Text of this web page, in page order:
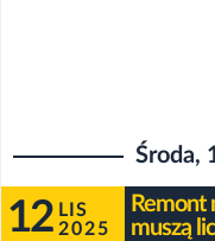
Środa,
12 LIS
2025
muszą